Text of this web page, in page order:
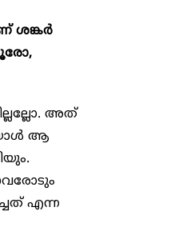
ശങ്കർ
അത്
ആ
എന്ന